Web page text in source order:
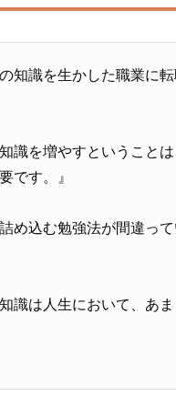
知識を生かした職業に
識を増やすということ
です。』
め込む勉強法が間違っ
識は人生において、あ